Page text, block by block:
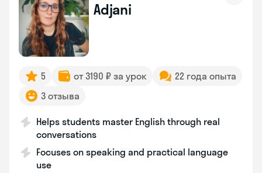
Adjani
5 от 3190 ₽ за урок
22 года опыта
3 отзыва
Helps students master English through real
conversations
Focuses on speaking and practical language
use